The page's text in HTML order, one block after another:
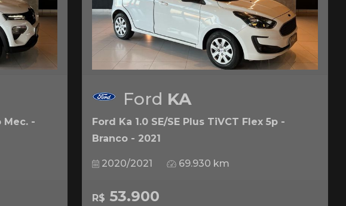
Mec. -
Ford KA
Ford Ka 1.0 SE/SE Plus TiVCT Flex 5p -
Branco - 2021
2020/2021 69.930 km
R$ 53.900